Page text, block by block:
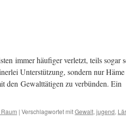
immer häufiger verletzt, teils sogar
Unterstützung, sondern nur Häme
den Gewalttätigen zu verbünden. Ein
| Verschlagwortet mitGewalt, jugend,